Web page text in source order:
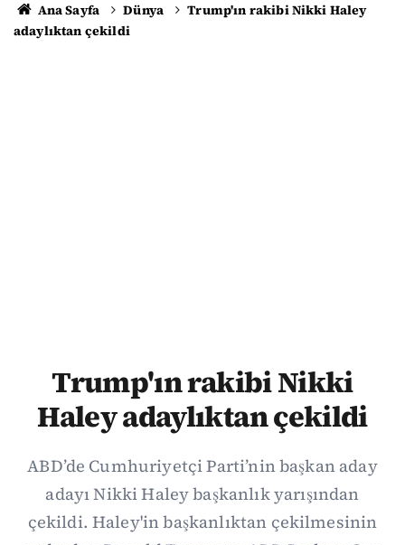
Ana Sayfa Dünya
Trump'ın rakibi Nikki Haley
adaylıktan çekildi
Trump'ın rakibi Nikki
Haley adaylıktan çekildi
ABD’de Cumhuriyetçi Parti’nin başkan aday
adayı Nikki Haley başkanlık yarışından
çekildi. Haley'in başkanlıktan çekilmesinin